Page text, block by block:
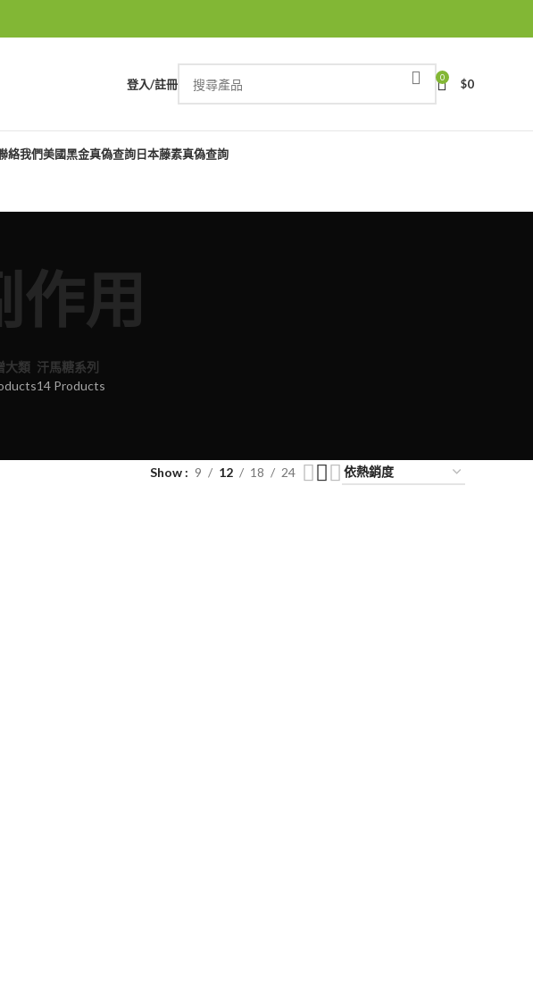
登入/註冊 0 $0
絡我們美國黑金真偽查詢日本藤素真偽查詢
作用
大類 汗馬糖系列
14 Products
Show 9 12 18 24